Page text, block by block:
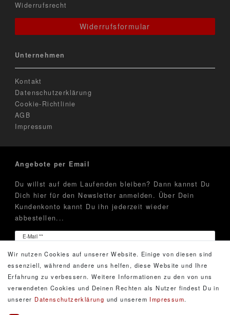
Widerrufsrecht
Widerrufsformular
Unternehmen
Kontakt
Datenschutzerklärung
Cookie-Richtlinie
AGB
Impressum
Angebote per Email
Du willst auf dem Laufenden bleiben? Dann kannst Du
Dich hier für den Newsletter anmelden. Über Dein
Kundenkonto kannt Du ihn jederzeit wieder
abbestellen...
E-Mail **
Newsletter
Hiermit bestätige ich, dass ich die
Daten­schutz­erklärung
gelesen habe. Meine Einwilligung kann ich jederzeit
widerrufen.**
Wir nutzen Cookies auf unserer Website. Einige von diesen sind
essenziell, während andere uns helfen, diese Website und Ihre
Erfahrung zu verbessern. Weitere Informationen zu den von uns
verwendeten Cookies und Deinen Rechten als Nutzer findest Du in
unserer Daten­schutz­erklärung und unserem Impressum.